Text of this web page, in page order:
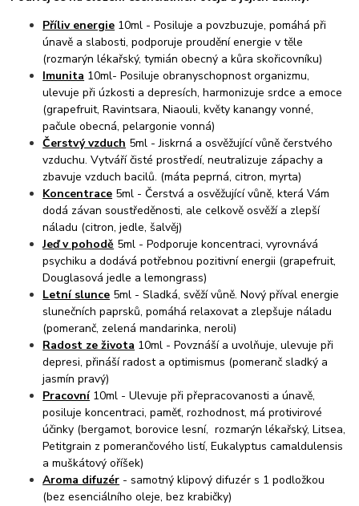
Příliv energie 10ml - Posiluje a povzbuzuje, pomáhá při
únavě a slabosti, podporuje proudění energie v těle
(rozmarýn lékařský, tymián obecný a kůra skořicovníku)
Imunita 10ml- Posiluje obranyschopnost organizmu,
ulevuje při úzkosti a depresích, harmonizuje srdce a emoce
(grapefruit, Ravintsara, Niaouli, květy kanangy vonné,
pačule obecná, pelargonie vonná)
Čerstvý vzduch 5ml - Jiskrná a osvěžující vůně čerstvého
vzduchu. Vytváří čisté prostředí, neutralizuje zápachy a
zbavuje vzduch bacilů. (máta peprná, citron, myrta)
Koncentrace 5ml - Čerstvá a osvěžující vůně, která Vám
dodá závan soustředěnosti, ale celkově osvěží a zlepší
náladu (citron, jedle, šalvěj)
Jeď v pohodě 5ml - Podporuje koncentraci, vyrovnává
psychiku a dodává potřebnou pozitivní energii (grapefruit,
Douglasová jedle a lemongrass)
Letní slunce 5ml - Sladká, svěží vůně. Nový příval energie
slunečních paprsků, pomáhá relaxovat a zlepšuje náladu
(pomeranč, zelená mandarinka, neroli)
Radost ze života 10ml - Povznáší a uvolňuje, ulevuje při
depresi, přináší radost a optimismus (pomeranč sladký a
jasmín pravý)
Pracovní10ml - Ulevuje při přepracovanosti a únavě,
posiluje koncentraci, paměť, rozhodnost, má protivirové
účinky (bergamot, borovice lesní, rozmarýn lékařský, Litsea,
Petitgrain z pomerančového listí, Eukalyptus camaldulensis
a muškátový oříšek)
Aroma difuzér - samotný klipový difuzér s 1 podložkou
(bez esenciálního oleje, bez krabičky)